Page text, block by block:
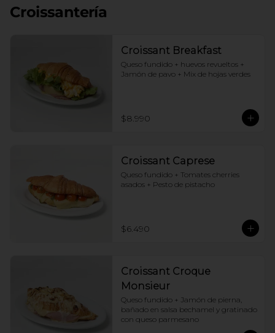
Croissantería
Croissant Breakfast
Queso fundido + huevos revueltos +
Jamón de pavo + Mix de hojas verdes
$8.990
Croissant Caprese
Queso fundido + Tomates cherries
asados + Pesto de pistacho
$6.490
Croissant Croque
Monsieur
Queso fundido + Jamón de pierna,
bañado en salsa bechamel y gratinado
con queso parmesano